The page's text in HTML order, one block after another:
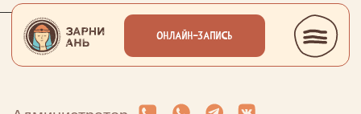
___________________________